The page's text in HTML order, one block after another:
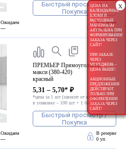
x
ЦЕНА НА
КАЛЕНДАРНЫЕ
БЛОКИ И
РАСХОДНЫЕ
МАТЕРИАЛЫ
АКТУАЛЬНА ПРИ
ФОРМИРОВАНИИ
ЗАКАЗА ЧЕРЕЗ
САЙТ!
ПРИ ЗАКАЗЕ
ЧЕРЕЗ
МЕНЕДЖЕРА –
ЦЕНА ВЫШЕ!
АКЦИОННЫЕ
ПРЕДЛОЖЕНИЯ
ДЕЙСТВУЮТ
ТОЛЬКО ПРИ
ОФОРМЛЕНИИ
ЗАКАЗА ЧЕРЕЗ
САЙТ!
Быстрый просмотр /
Покупка
Ожидаем
—
В резерве
0 уп
ПРЕМЬЕР Прямоугольник
макси (380-420)
красный
5,31 – 5,70* ₽
*цена за 1 шт (зависит от кол-ва)
в упаковке – 100 шт + 1 бесплатно
Быстрый просмотр /
Покупка
Ожидаем
—
В резерве
0 уп